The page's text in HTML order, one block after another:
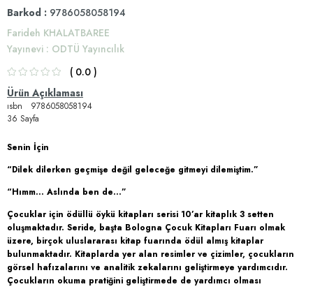
Barkod : 9786058058194
Farideh KHALATBAREE
Yayınevi : ODTÜ Yayıncılık
0.0
Ürün Açıklaması
ısbn 9786058058194
36 Sayfa
Senin İçin
“Dilek dilerken geçmişe değil geleceğe gitmeyi dilemiştim.”
“Hımm... Aslında ben de…”
Çocuklar için ödüllü öykü kitapları serisi 10’ar kitaplık 3 setten
oluşmaktadır. Seride, başta Bologna Çocuk Kitapları Fuarı olmak
üzere, birçok uluslararası kitap fuarında ödül almış kitaplar
bulunmaktadır. Kitaplarda yer alan resimler ve çizimler, çocukların
görsel hafızalarını ve analitik zekalarını geliştirmeye yardımcıdır.
Çocukların okuma pratiğini geliştirmede de yardımcı olması